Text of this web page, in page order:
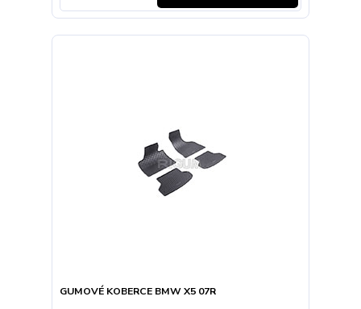
GUMOVÉ KOBERCE BMW X5 07R